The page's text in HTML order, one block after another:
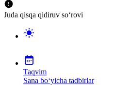
Juda qisqa qidiruv so‘rovi
Taqvim
Sana bo‘yicha tadbirlar